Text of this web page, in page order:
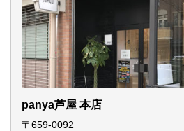
panya芦屋 本店
〒659-0092